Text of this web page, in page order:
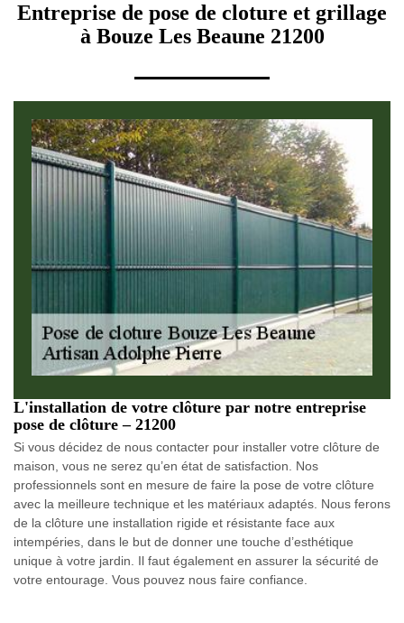
Entreprise de pose de cloture et grillage
à Bouze Les Beaune 21200
L'installation de votre clôture par notre entreprise
pose de clôture – 21200
Si vous décidez de nous contacter pour installer votre clôture de
maison, vous ne serez qu’en état de satisfaction. Nos
professionnels sont en mesure de faire la pose de votre clôture
avec la meilleure technique et les matériaux adaptés. Nous ferons
de la clôture une installation rigide et résistante face aux
intempéries, dans le but de donner une touche d’esthétique
unique à votre jardin. Il faut également en assurer la sécurité de
votre entourage. Vous pouvez nous faire confiance.